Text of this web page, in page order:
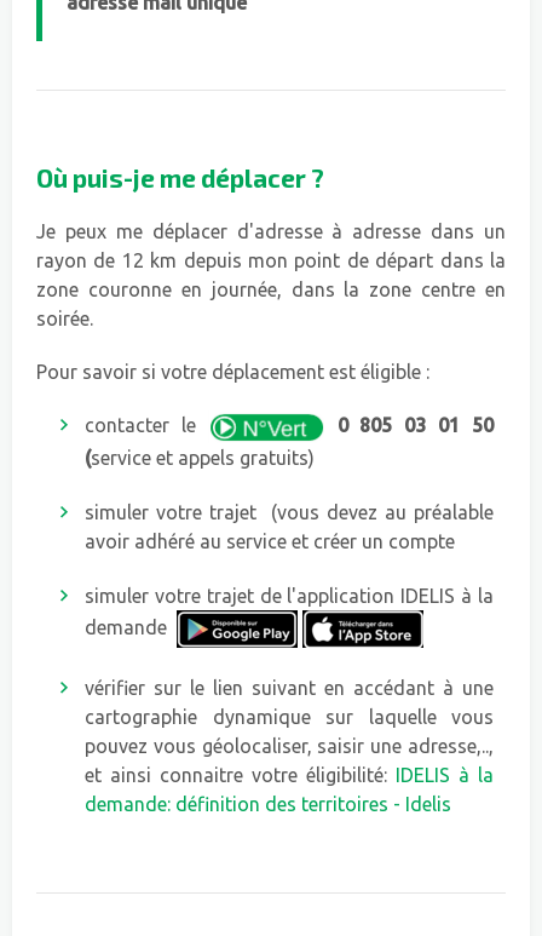
Où puis-je me déplacer ?
Je peux me déplacer d'adresse à adresse dans un
rayon de 12 km depuis mon point de départ dans la
zone couronne en journée, dans la zone centre en
soirée.
Pour savoir si votre déplacement est éligible :
contacter le
0 805 03 01 50
(service et appels gratuits)
simuler votre trajet
(vous devez au préalable
avoir adhéré au service et créer un compte
simuler votre trajet de l'application IDELIS à la
demande
vérifier sur le lien suivant en accédant à une
cartographie dynamique sur laquelle vous
pouvez vous géolocaliser, saisir une adresse,..,
et ainsi connaitre votre éligibilité:
IDELIS à la
demande: définition des territoires - Idelis